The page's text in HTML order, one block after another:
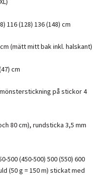
116 (128) 136 (148) cm
cm (mätt mitt bak inkl. halskant)
cm
på stickor 4
80 cm), rundsticka 3,5 mm
500 (450-500) 500 (550) 600
(50 g = 150 m) stickat med